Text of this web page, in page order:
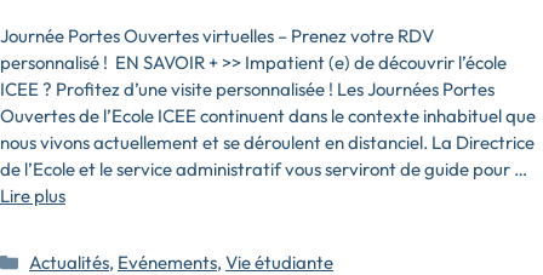
Journée Portes Ouvertes virtuelles – Prenez votre RDV
personnalisé ! EN SAVOIR + >> Impatient (e) de découvrir l’école
ICEE ? Profitez d’une visite personnalisée ! Les Journées Portes
Ouvertes de l’Ecole ICEE continuent dans le contexte inhabituel que
nous vivons actuellement et se déroulent en distanciel. La Directrice
de l’Ecole et le service administratif vous serviront de guide pour …
Lire plus
Catégories
Actualités, Evénements, Vie étudiante